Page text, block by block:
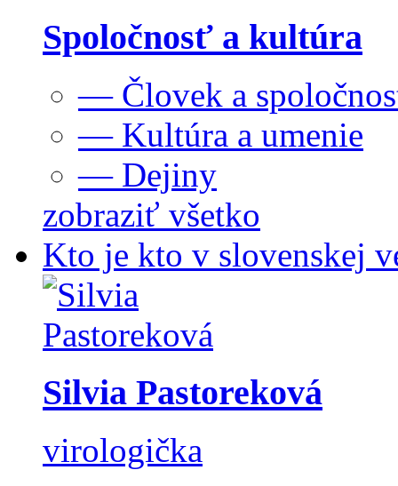
Spoločnosť a kultúra
— Človek a
— Kultúra a umenie
— Dejiny
zobraziť všetko
Kto je kto v slovenskej
Silvia Pastoreková
virologička